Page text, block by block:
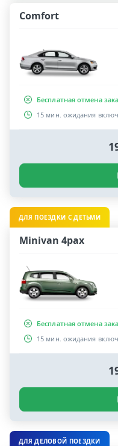
Comfort
Бесплатная отмена
15 мин. ожидания
ДЛЯ ПОЕЗДКИ С ДЕТЬМИ
Minivan 4pax
Бесплатная отмена
15 мин. ожидания
ДЛЯ ДЕЛОВОЙ ПОЕЗДКИ